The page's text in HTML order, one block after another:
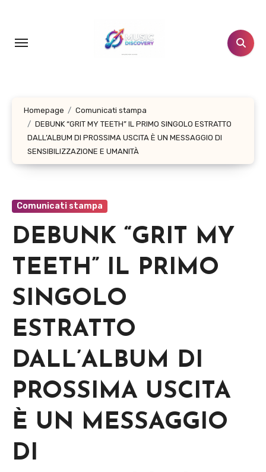
contenuto
Homepage
Comunicati stampa
DEBUNK “GRIT MY TEETH” IL PRIMO SINGOLO ESTRATTO
DALL’ALBUM DI PROSSIMA USCITA È UN MESSAGGIO DI
SENSIBILIZZAZIONE E UMANITÀ
Comunicati stampa
DEBUNK “GRIT MY
TEETH” IL PRIMO
SINGOLO
ESTRATTO
DALL’ALBUM DI
PROSSIMA USCITA
È UN MESSAGGIO
DI